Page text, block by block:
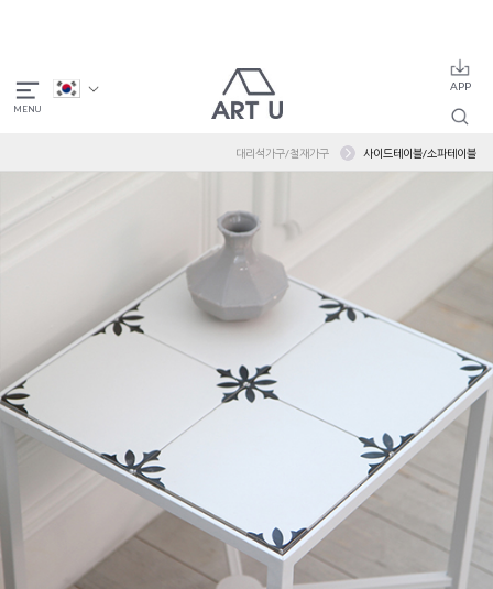
대리석가구/철재가구 사이드테이블/소파테이블